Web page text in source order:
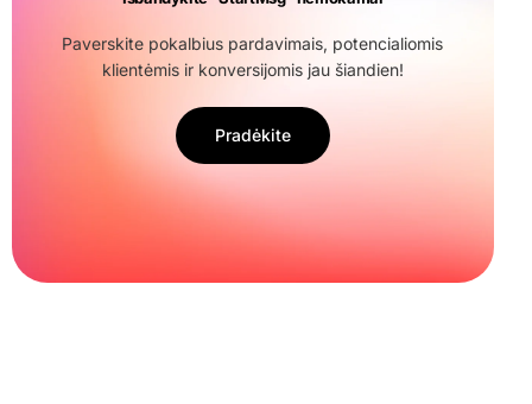
Paverskite pokalbius pardavimais, potencialiomis
klientėmis ir konversijomis jau šiandien!
Pradėkite